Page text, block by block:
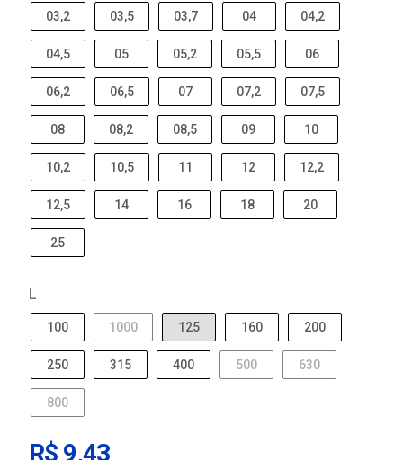
03,2 03,5 03,7 04 04,2
04,5 05 05,2 05,5 06
06,2 06,5 07 07,2 07,5
08 08,2 08,5 09 10
10,2 10,5 11 12 12,2
12,5 14 16 18 20
25
L
100 1000 125 160 200
250 315 400 500 630
800
R$ 9,43